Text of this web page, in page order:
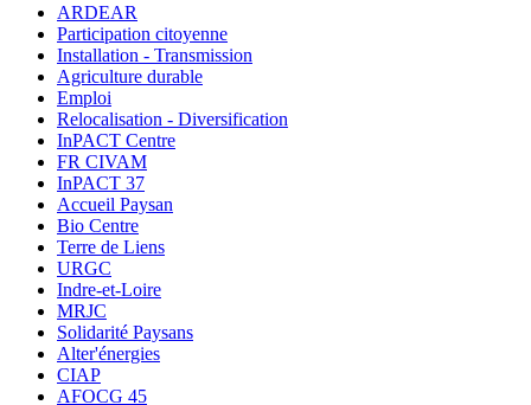
ARDEAR
Participation citoyenne
Installation - Transmission
Agriculture durable
Emploi
Relocalisation - Diversification
InPACT Centre
FR CIVAM
InPACT 37
Accueil Paysan
Bio Centre
Terre de Liens
URGC
Indre-et-Loire
MRJC
Solidarité Paysans
Alter'énergies
CIAP
AFOCG 45